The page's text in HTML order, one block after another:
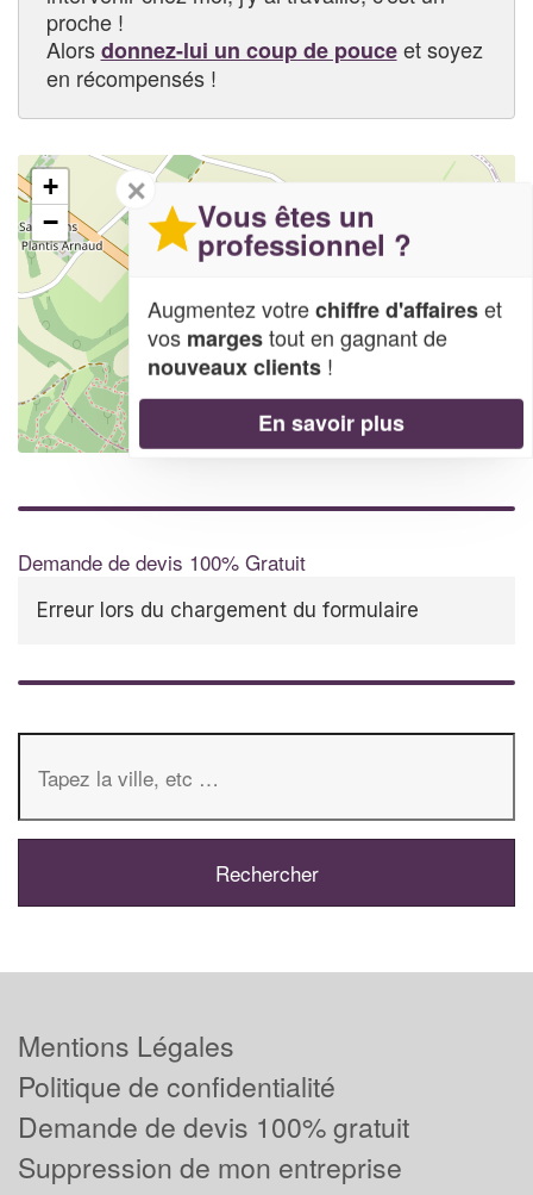
proche !
Alorsdonnez-lui un coup de pouceet soyez
en récompensés !
+
−
Demande de devis 100% Gratuit
Erreur lors du chargement du formulaire
✕
Vous êtes un
professionnel ?
Augmentez votrechiffre d'affaireset
vos margestout en gagnant de
nouveaux clients !
En savoir plus
Mentions Légales
Politique de confidentialité
Demande de devis 100% gratuit
Suppression de mon entreprise